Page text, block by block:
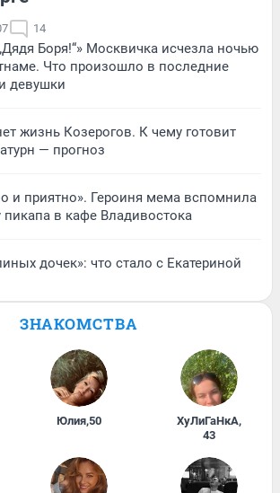
14
Боря!“» Москвичка исчезла ночью
Что произошло в последние
девушки
жизнь Козерогов. К чему готовит
— прогноз
и приятно». Героиня мема вспомнила
пикапа в кафе Владивостока
дочек»: что стало с Екатериной
ЗНАКОМСТВА
Юлия,50 ХуЛиГаНкА,
43